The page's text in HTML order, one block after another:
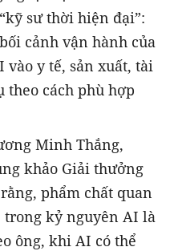
sư thời hiện đại”:
cảnh vận hành của
y tế, sản xuất, tài
theo cách phù hợp
Minh Thắng,
khảo Giải thưởng
phẩm chất quan
trong kỷ nguyên AI là
ông, khi AI có thể